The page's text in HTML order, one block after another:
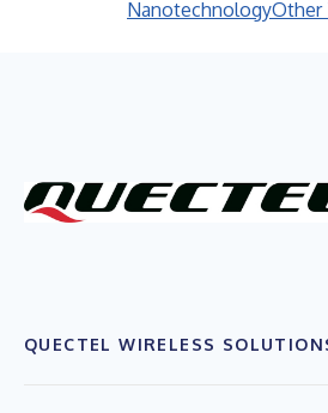
NanotechnologyOther
QUECTEL WIRELESS